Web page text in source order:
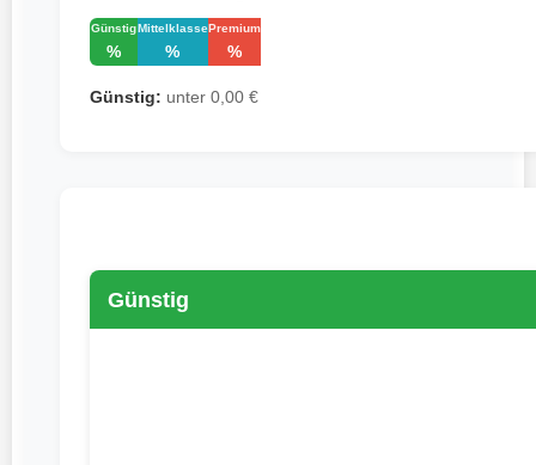
Günstig
%
Mittelklasse
%
Premium
%
Günstig: unter 0,00 €
Günstig